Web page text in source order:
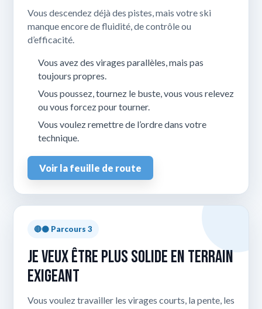
Vous descendez déjà des pistes, mais votre ski
manque encore de fluidité, de contrôle ou
d’efficacité.
Vous avez des virages parallèles, mais pas
toujours propres.
Vous poussez, tournez le buste, vous vous relevez
ou vous forcez pour tourner.
Vous voulez remettre de l’ordre dans votre
technique.
Voir la feuille de route
🔴⚫ Parcours 3
Je veux être plus solide en terrain
exigeant
Vous voulez travailler les virages courts, la pente, les